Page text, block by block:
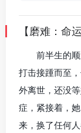
【磨难：命
前半生的
打击接踵而至
外离世，还没
症，紧接着，
来，换了任何